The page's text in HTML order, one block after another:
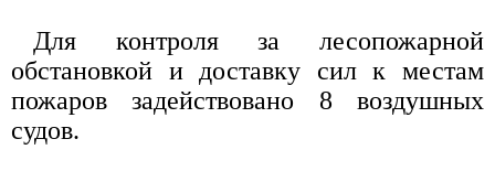
Для контроля за лесопожарной
обстановкой и доставку сил к местам
пожаров задействовано 8 воздушных
судов.